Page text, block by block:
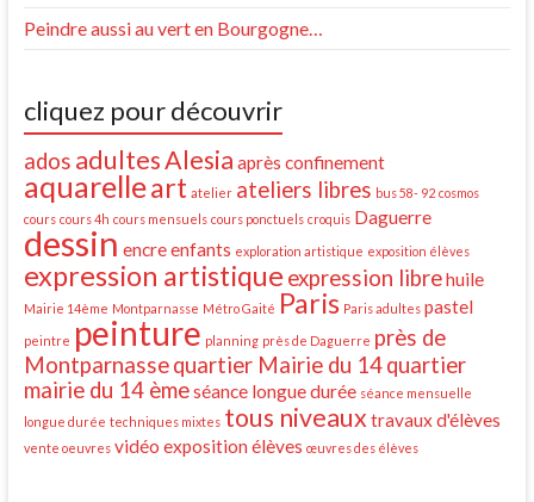
Peindre aussi au vert en Bourgogne…
cliquez pour découvrir
ados adultesAlesia après confinement
aquarelleart atelier ateliers libres bus 58- 92 cosmos
cours cours 4h cours mensuels cours ponctuels croquis Daguerre
dessin encreenfants exploration artistique exposition élèves
expression artistique expression librehuile
Mairie 14ème Montparnasse Métro Gaité Paris Paris adultes pastel
peintre peinture planning près de Daguerre près de
Montparnassequartier Mairie du 14quartier
mairie du 14 èmeséance longue durée séance mensuelle
longue durée techniques mixtes tous niveaux travaux d'élèves
vente oeuvres vidéo exposition élèves œuvres des élèves